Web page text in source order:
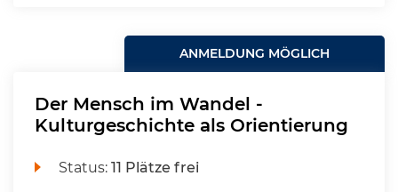
ANMELDUNG MÖGLICH
Der Mensch im Wandel -
Kulturgeschichte als Orientierung
Status:11 Plätze frei